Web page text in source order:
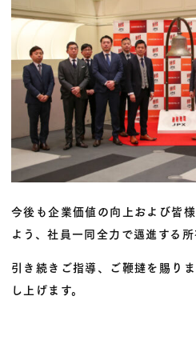
今後も企業価値の向上および皆
よう、社員一同全力で邁進する所
引き続きご指導、ご鞭撻を賜り
し上げます。